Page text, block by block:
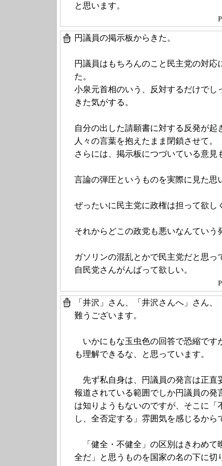
と思います。
円議員の掲示板からきた。
円議員はもちろんのこと民主党の対
た。
小泉元首相のいう、反対するだけでし
きた気がする。
自分の出した請願書に対する反発が起
人々の言葉を抱えたまま閉鎖させて。
さらには、掲示板につづいている意見
言論の弾圧というものを実際に見た思
ぜったいに民主党に政権は担って欲し
それからどこの政党も悪いなんていう
ガソリンの混乱とかで民主党だと思っ
自民党さんがんばって欲しい。
「井沢」さん、「井沢さんへ」さん
難うございます。
いかにもな玉虫色の回答で恐縮です
も理解できるな、と思っています。
先ず私自身は、円議員の発言は正直
報道されている範囲でしか円議員の発
は知りようもないのですが、そこに「
し、全否定する」雰囲気を感じるから
「健全・不健全」の区別はきわめて
全だ」と思うものを国家の名の下に切